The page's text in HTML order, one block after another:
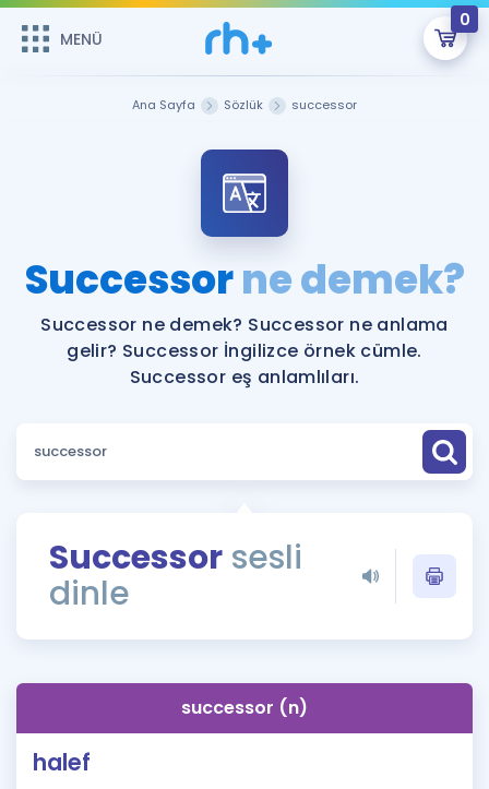
MENÜ
0
ÜYE DEĞİLİM
Sepetin Şu An Boş.
Remzi Hoca ile seni sınava hazırlayacak onlarca eğitim seni
bekliyor!
MENÜ
Faydalı Araçlar
Sözlük
Rehberlik Aracı
ÖSYM Sınav Takvimi
İngilizce Gramer
Hakkımızda
Ana Sayfa Sözlük successor
Successorne demek?
Successor ne demek? Successor ne anlama
gelir? Successor İngilizce örnek cümle.
Successor eş anlamlıları.
Successor sesli
dinle
successor (n)
halef